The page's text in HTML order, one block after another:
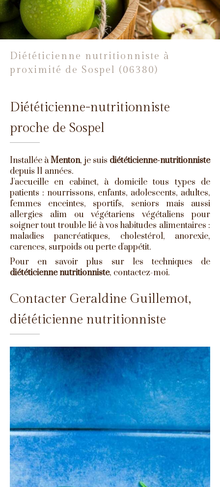
Diététicienne nutritionniste à
proximité de Sospel (06380)
Diététicienne-nutritionniste
proche de Sospel
Installée àMenton, je suis diététicienne-nutritionniste
depuis 11 années.
J'accueille en cabinet, à domicile tous types de
patients : nourrissons, enfants, adolescents, adultes,
femmes enceintes, sportifs, seniors mais aussi
allergies alim ou végétariens végétaliens pour
soigner tout trouble lié à vos habitudes alimentaires :
maladies pancréatiques, cholestérol, anorexie,
carences, surpoids ou perte d'appétit.
Pour en savoir plus sur les techniques de
diététicienne nutritionniste, contactez-moi.
Contacter Geraldine Guillemot,
diététicienne nutritionniste